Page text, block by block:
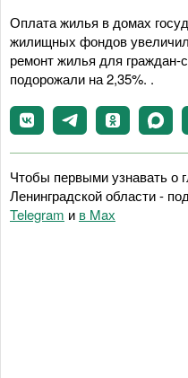
Оплата жилья в домах
жилищных фондов
ремонт жилья для граждан-
подорожали на 2,35%. .
Чтобы первыми узнавать о
Ленинградской области -
Telegram и в Maх